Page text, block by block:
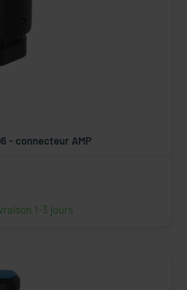
- connecteur AMP
1-3 jours